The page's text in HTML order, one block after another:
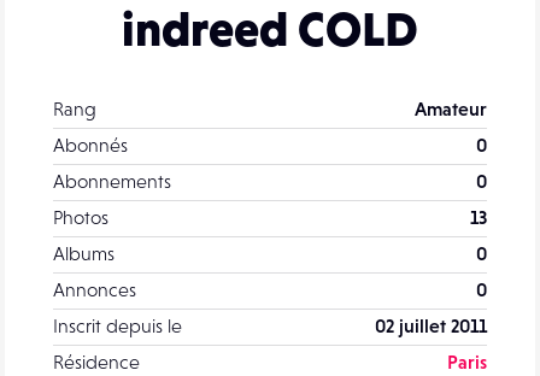
indreed COLD
Rang
Amateur
Abonnés
0
Abonnements
0
Photos
13
Albums
0
Annonces
0
Inscrit depuis le
02 juillet 2011
Résidence
Paris